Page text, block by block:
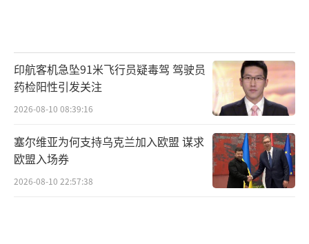
印航客机急坠91米飞行员疑毒驾 驾驶员
药检阳性引发关注
2026-08-10 08:39:16
塞尔维亚为何支持乌克兰加入欧盟 谋求
欧盟入场券
2026-08-10 22:57:38